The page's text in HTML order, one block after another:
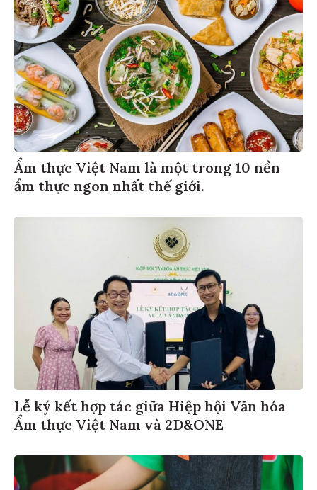
Ẩm thực Việt Nam là một trong 10 nền
ẩm thực ngon nhất thế giới.
Lễ ký kết hợp tác giữa Hiệp hội Văn hóa
Ẩm thực Việt Nam và 2D&ONE